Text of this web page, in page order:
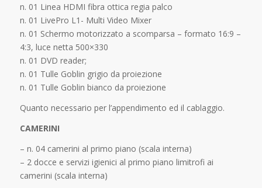
n. 01 Linea HDMI fibra ottica regia palco
n. 01 LivePro L1- Multi Video Mixer
n. 01 Schermo motorizzato a scomparsa – formato 16:9 –
4:3, luce netta 500×330
n. 01 DVD reader;
n. 01 Tulle Goblin grigio da proiezione
n. 01 Tulle Goblin bianco da proiezione
Quanto necessario per l’appendimento ed il cablaggio.
CAMERINI
– n. 04 camerini al primo piano (scala interna)
– 2 docce e servizi igienici al primo piano limitrofi ai
camerini (scala interna)